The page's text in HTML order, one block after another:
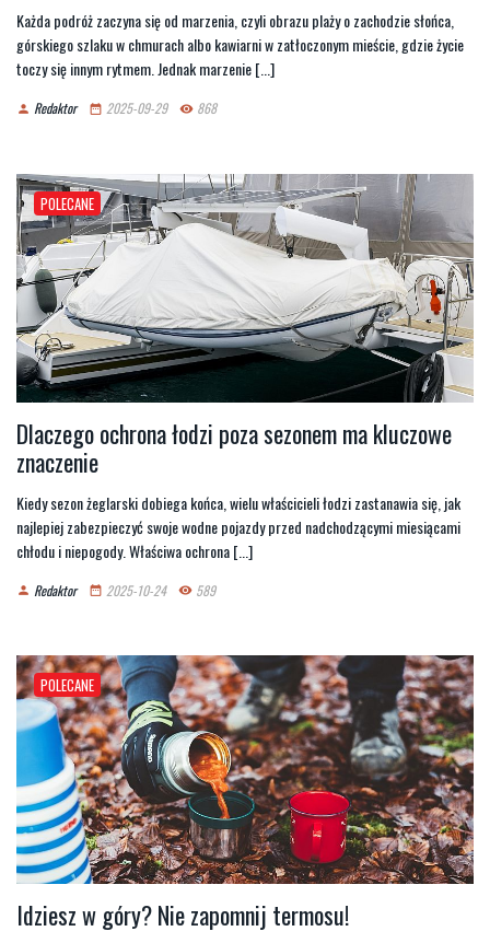
Każda podróż zaczyna się od marzenia, czyli obrazu plaży o zachodzie słońca,
górskiego szlaku w chmurach albo kawiarni w zatłoczonym mieście, gdzie życie
toczy się innym rytmem. Jednak marzenie [...]
person Redaktor date_range 2025-09-29 remove_red_eye 868
POLECANE
Dlaczego ochrona łodzi poza sezonem ma kluczowe
znaczenie
Kiedy sezon żeglarski dobiega końca, wielu właścicieli łodzi zastanawia się, jak
najlepiej zabezpieczyć swoje wodne pojazdy przed nadchodzącymi miesiącami
chłodu i niepogody. Właściwa ochrona [...]
person Redaktor date_range 2025-10-24 remove_red_eye 589
POLECANE
Idziesz w góry? Nie zapomnij termosu!